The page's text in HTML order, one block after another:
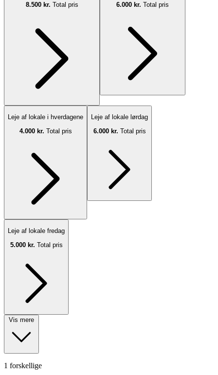
8.500 kr. Total pris
6.000 kr. Total pris
Leje af lokale i hverdagene
4.000 kr. Total pris
Leje af lokale lørdag
6.000 kr. Total pris
Leje af lokale fredag
5.000 kr. Total pris
1 forskellige